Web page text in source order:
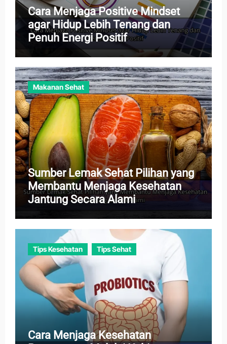
Cara Menjaga Positive Mindset
agar Hidup Lebih Tenang dan
Penuh Energi Positif
Makanan Sehat
Sumber Lemak Sehat Pilihan yang
Membantu Menjaga Kesehatan
Jantung Secara Alami
Tips Kesehatan Tips Sehat
Cara Menjaga Kesehatan